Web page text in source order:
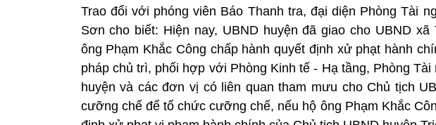
Trao đổi với phóng viên Báo Thanh tra, đại diện Phòng Tài
Sơn cho biết: Hiện nay, UBND huyện đã giao cho UBND
ông Phạm Khắc Công chấp hành quyết định xử phạt hành
pháp chủ trì, phối hợp với Phòng Kinh tế - Hạ tầng, Phòng
huyện và các đơn vị có liên quan tham mưu cho Chủ tịch
cưỡng chế để tổ chức cưỡng chế, nếu hộ ông Phạm Khắc